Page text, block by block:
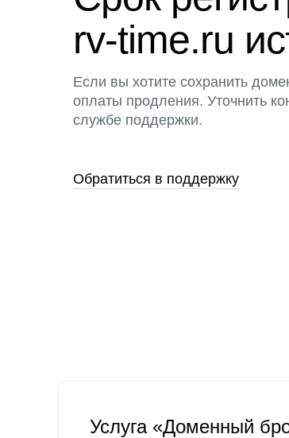
rv-time.ru
Если вы хотите сохранить
оплаты продления. Уточнить
службе поддержки.
Обратиться в поддержку
Услуга «Доменный